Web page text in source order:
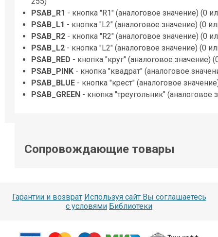
PSAB_R1 - кнопка "R1" (аналоговое значение) (0
PSAB_L1 - кнопка "L2" (аналоговое значение) (0
PSAB_R2 - кнопка "R2" (аналоговое значение) (0
PSAB_L2 - кнопка "L2" (аналоговое значение) (0
PSAB_RED - кнопка "круг" (аналоговое значение)
PSAB_PINK - кнопка "квадрат" (аналоговое
PSAB_BLUE - кнопка "крест" (аналоговое
PSAB_GREEN - кнопка "треугольник" (аналоговое
Сопровождающие товары
Гарантии и возврат Используя сайт Вы соглашаетесь
с условями Библиотеки